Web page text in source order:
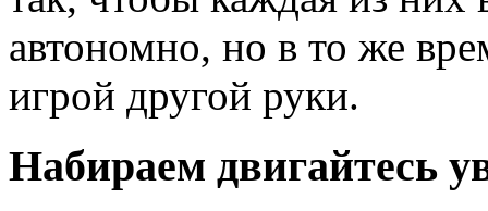
автономно, но в то же
игрой другой руки.
Набираем двигайтесь